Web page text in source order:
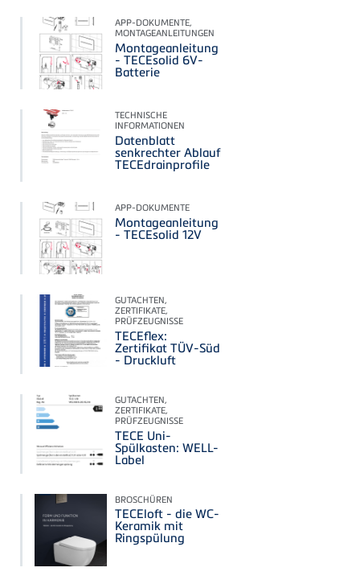
APP-DOKUMENTE,
MONTAGEANLEITUNGEN
Montageanleitung
- TECEsolid 6V-
Batterie
TECHNISCHE
INFORMATIONEN
Datenblatt
senkrechter Ablauf
TECEdrainprofile
APP-DOKUMENTE
Montageanleitung
- TECEsolid 12V
GUTACHTEN,
ZERTIFIKATE,
PRÜFZEUGNISSE
TECEflex:
Zertifikat TÜV-Süd
- Druckluft
GUTACHTEN,
ZERTIFIKATE,
PRÜFZEUGNISSE
TECE Uni-
Spülkasten: WELL-
Label
BROSCHÜREN
TECEloft - die WC-
Keramik mit
Ringspülung